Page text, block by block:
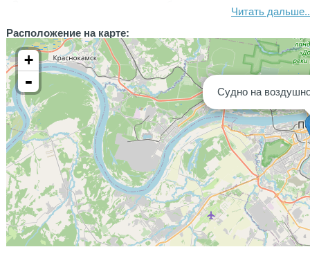
- Блоки плавучести (судно непотопляемо при полной
на открытой воде).
- Дополнительное оборудование: ходовые огни, фароискатель,
вебасто для прогрева салона зимой.
Состояние и юридическая часть:
Техника эксплуатировалась бережно, своевременно
все ТО. Двигатель, нагнетательная установка и рулевое
управление работают без нареканий.
Вложений не требует - судно полностью готово к сезону и
выходу на маршрут.
Полный пакет документов. Зарегистрировано в ГИМС.
В указанную стоимость уже включен специализированный
прицеп для транспортировки СВП. Возможен торг при
предметном разговоре и осмотре.
Осмотр возможен в Орджоникидзевском районе г. Пермь по
предварительной договоренности.
Свяжитесь со мной по телефону или в сообщениях для
обсуждения деталей и согласования времени осмотра.
Есть возможность предоставить видео поведения судна на
воде по запросу.
Читать
Расположение на карте:
Судно на
+
-